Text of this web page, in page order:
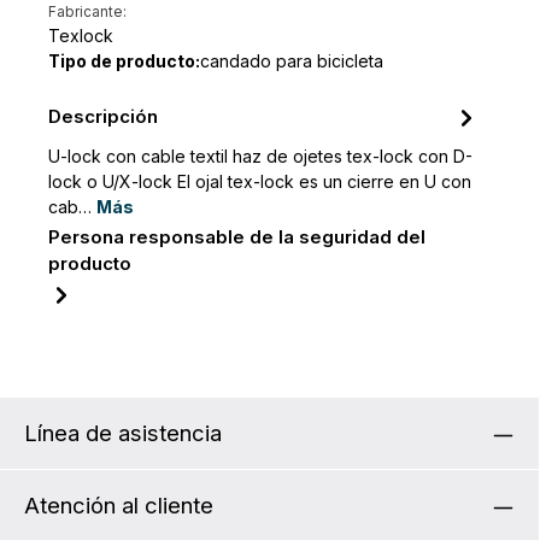
Fabricante:
Texlock
Tipo de producto:candado para bicicleta
Descripción
U-lock con cable textil haz de ojetes tex-lock con D-
lock o U/X-lock El ojal tex-lock es un cierre en U con
cab… Más
Persona responsable de la seguridad del
producto
Línea de asistencia
Atención al cliente